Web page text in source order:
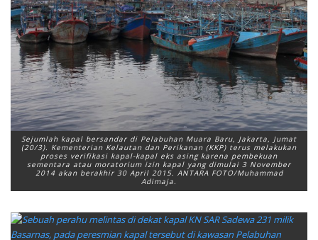
Sejumlah kapal bersandar di Pelabuhan Muara Baru, Jakarta, Jumat
(20/3). Kementerian Kelautan dan Perikanan (KKP) terus melakukan
proses verifikasi kapal-kapal eks asing karena pembekuan
sementara atau moratorium izin kapal yang dimulai 3 November
2014 akan berakhir 30 April 2015. ANTARA FOTO/Muhammad
Adimaja.